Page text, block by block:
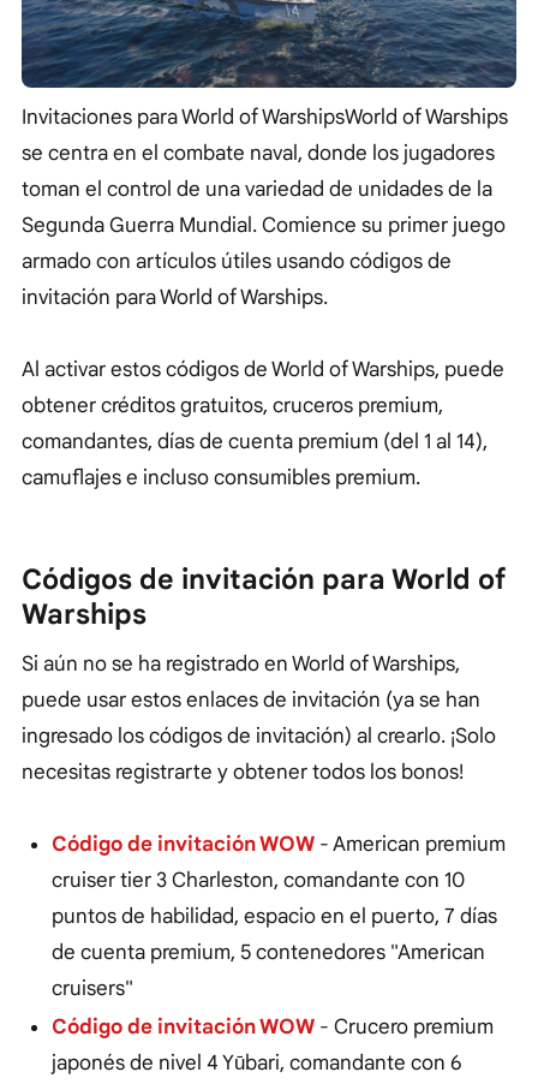
Invitaciones para World of WarshipsWorld of Warships
se centra en el combate naval, donde los jugadores
toman el control de una variedad de unidades de la
Segunda Guerra Mundial. Comience su primer juego
armado con artículos útiles usando códigos de
invitación para World of Warships.
Al activar estos códigos de World of Warships, puede
obtener créditos gratuitos, cruceros premium,
comandantes, días de cuenta premium (del 1 al 14),
camuflajes e incluso consumibles premium.
Códigos de invitación para World of
Warships
Si aún no se ha registrado en World of Warships,
puede usar estos enlaces de invitación (ya se han
ingresado los códigos de invitación) al crearlo. ¡Solo
necesitas registrarte y obtener todos los bonos!
Código de invitación WOW- American premium
cruiser tier 3 Charleston, comandante con 10
puntos de habilidad, espacio en el puerto, 7 días
de cuenta premium, 5 contenedores "American
cruisers"
Código de invitación WOW- Crucero premium
japonés de nivel 4 Yūbari, comandante con 6